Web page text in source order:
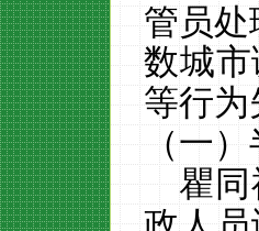
管员处
数城
等行为
（一）
瞿